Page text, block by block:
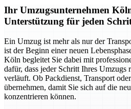
Ihr Umzugsunternehmen
Unterstützung für jeden
Ein Umzug ist mehr als nur der
ist der Beginn einer neuen
Köln begleitet Sie dabei mit
dafür, dass jeder Schritt Ihres Umzugs
verläuft. Ob Packdienst, Transport
übernehmen, damit Sie sich auf die
konzentrieren können.